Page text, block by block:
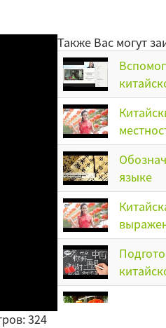
324
Также Вас могут
языке